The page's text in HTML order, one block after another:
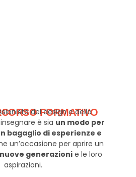
FORMATIVO
del design e della
è sia un modo per
bagaglio di esperienze e
un’occasione per aprire un
generazioni e le loro
aspirazioni.